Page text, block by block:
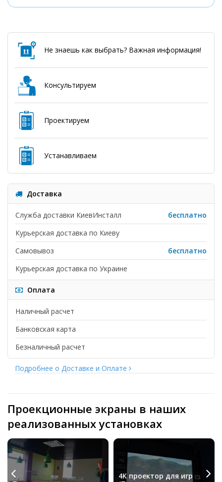
Не знаешь как выбрать? Важная информация!
Консультируем
Проектируем
Устанавливаем
Доставка
Служба доставки КиевИнсталл
бесплатно
Курьерская доставка по Киеву
Самовывоз
бесплатно
Курьерская доставка по Украине
Оплата
Наличный расчет
Банковская карта
Безналичный расчет
Подробнее о Доставке и Оплате
Проекционные экраны в наших
реализованных установках
4K проектор для игр